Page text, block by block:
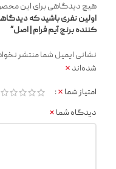
هیچ دیدگاهی برای این
اولین نفری باشید که
کننده برنج آیم فرام ‌‌‌| اصل”
نشانی ایمیل شما منتشر
شده‌اند *
امتیاز شما *
دیدگاه شما *